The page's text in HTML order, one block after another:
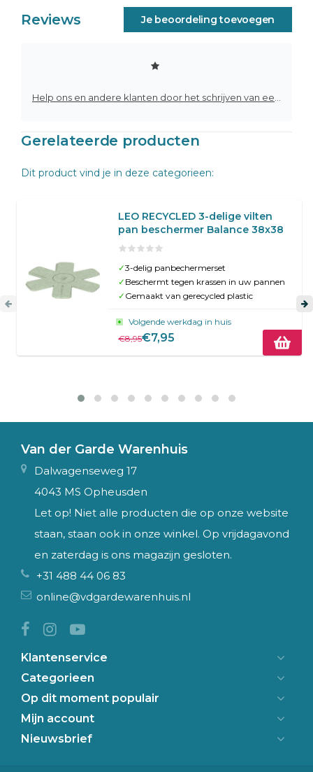
ook enkele nadelen. De keramische coating is minder
slijtvast dan bijvoorbeeld een RVS-pan en kan na verloop
van tijd beschadigen of slijten. Daarnaast zijn deze pannen
hoge temperaturen de coating kunnen aantasten. Het
wordt aangeraden om maximaal 60% van het vermogen
pan te verlengen en beschadiging te voorkomen.
Reviews Je beoordeling toevoegen
Gerelateerde producten
Dit product vind je in deze categorieen:
LEO RECYCLED 3-delige vilten
pan beschermer Balance 38x38
✓3-delig panbechermerset
✓ Beschermt tegen krassen in uw pannen
✓ Gemaakt van gerecycled plastic
Volgende werkdag in huis
€8,95€7,95
Van der Garde Warenhuis
Dalwagenseweg 17
4043 MS Opheusden
Let op! Niet alle producten die op onze website
staan, staan ook in onze winkel. Op vrijdagavond
en zaterdag is ons magazijn gesloten.
+31 488 44 06 83
online@vdgardewarenhuis.nl
Klantenservice
Categorieen
Op dit moment populair
Mijn account
Nieuwsbrief